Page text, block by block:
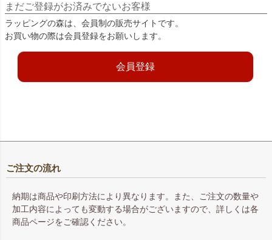
まだご登録がお済みでないお客様
ラッピングの森は、会員制の販売サイトです。
お買い物の際は会員登録をお願いします。
会員登録
ご注文の流れ
納期は商品や印刷方法により異なります。また、ご注文の数量や
加工内容によっても変動する場合がございますので、詳しくは各
商品ページをご確認ください。